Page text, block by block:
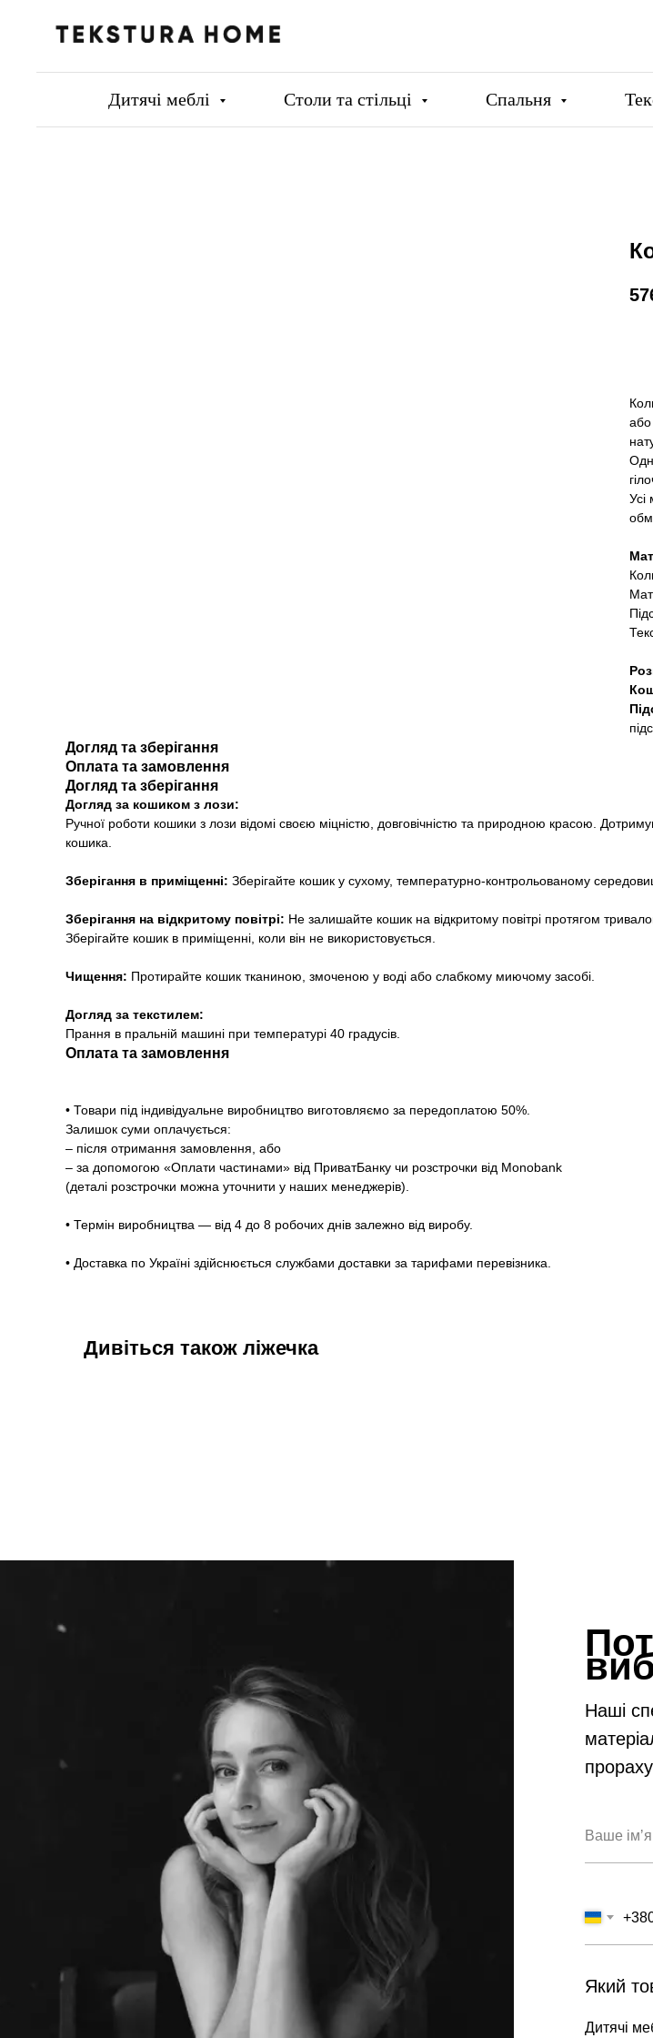
Дитячі меблі Столи та стільці Спальня
або
Усі
Догляд та зберігання
Оплата та замовлення
Догляд та зберігання
Догляд за кошиком з лози:
Ручної роботи кошики з лози відомі своєю міцністю, довговічністю та природною красою.
кошика.
Зберігання в приміщенні: Зберігайте кошик у сухому, температурно-контрольованому
Зберігання на відкритому повітрі: Не залишайте кошик на відкритому повітрі протягом
Зберігайте кошик в приміщенні, коли він не використовується.
Чищення: Протирайте кошик тканиною, змоченою у воді або слабкому миючому засобі.
Догляд за текстилем:
Прання в пральній машині при температурі 40 градусів.
Оплата та замовлення
• Товари під індивідуальне виробництво виготовляємо за передоплатою 50%.
Залишок суми оплачується:
– після отримання замовлення, або
– за допомогою «Оплати частинами» від ПриватБанку чи розстрочки від Monobank
(деталі розстрочки можна уточнити у наших менеджерів).
• Термін виробництва — від 4 до 8 робочих днів залежно від виробу.
• Доставка по Україні здійснюється службами доставки за тарифами перевізника.
Дивіться також ліжечка
Наші
Який